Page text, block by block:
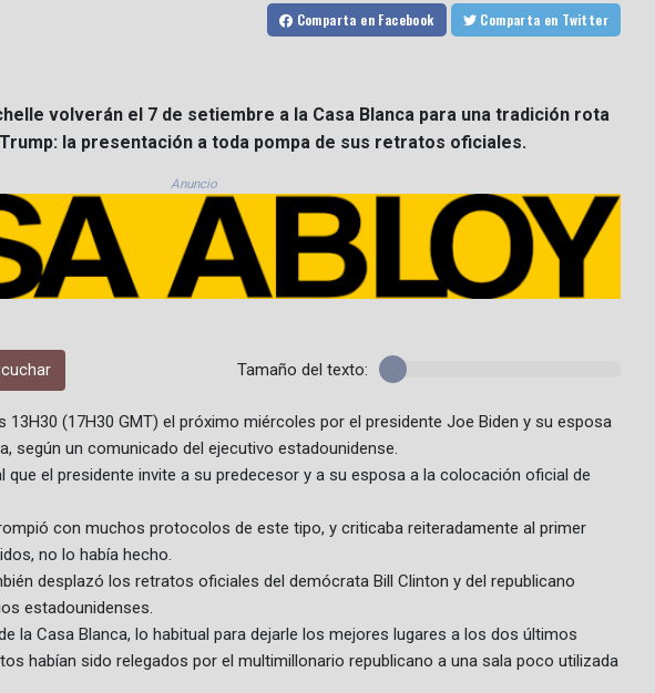
Comparta en Facebook Comparta en Twitter
volverán el 7 de setiembre a la Casa Blanca para una tradición rota
la presentación a toda pompa de sus retratos oficiales.
Anuncio
Tamaño del texto:
13H30 (17H30 GMT) el próximo miércoles por el presidente Joe Biden y su esposa
según un comunicado del ejecutivo estadounidense.
que el presidente invite a su predecesor y a su esposa a la colocación oficial de
con muchos protocolos de este tipo, y criticaba reiteradamente al primer
no lo había hecho.
desplazó los retratos oficiales del demócrata Bill Clinton y del republicano
estadounidenses.
la Casa Blanca, lo habitual para dejarle los mejores lugares a los dos últimos
habían sido relegados por el multimillonario republicano a una sala poco utilizada